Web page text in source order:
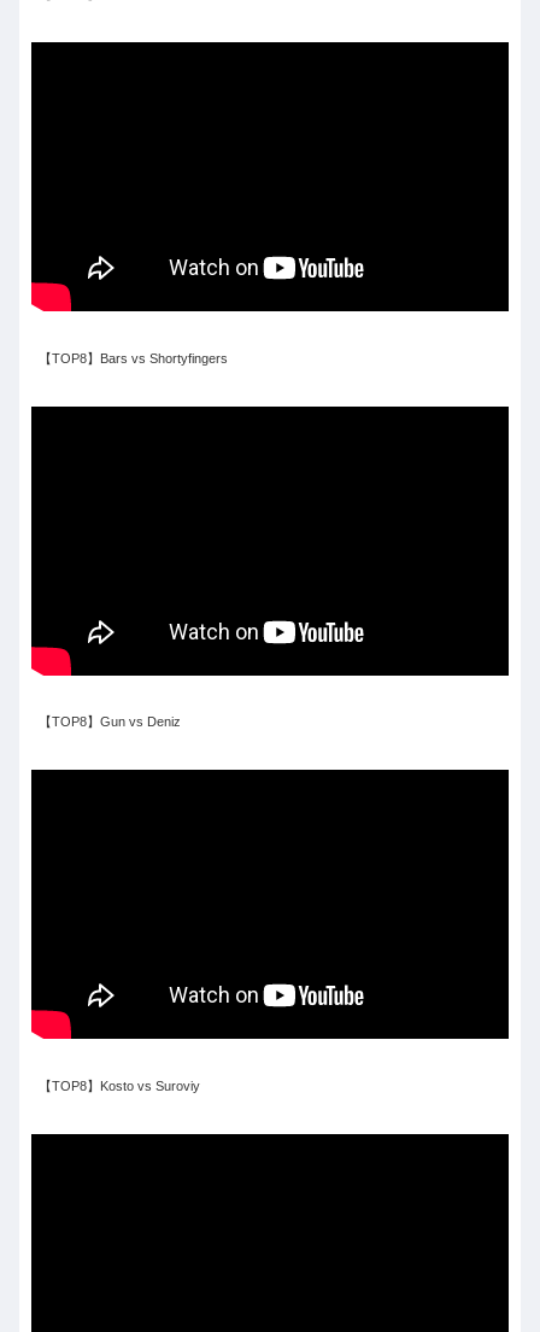
【TOP8】Bars vs Shortyfingers
【TOP8】Gun vs Deniz
【TOP8】Kosto vs Suroviy